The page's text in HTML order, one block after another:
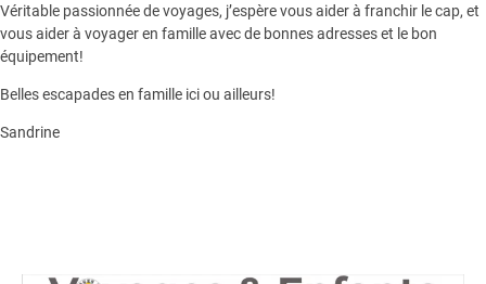
Véritable passionnée de voyages, j’espère vous aider à franchir le cap, et
vous aider à voyager en famille avec de bonnes adresses et le bon
équipement!
Belles escapades en famille ici ou ailleurs!
Sandrine